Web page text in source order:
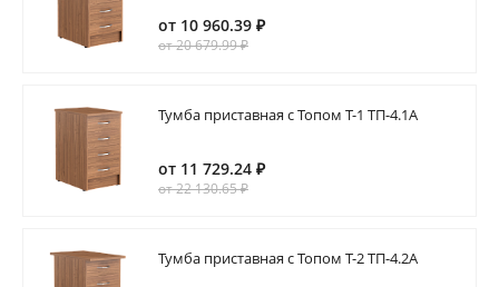
от 10 960.39 ₽
от 20 679.99 ₽
Тумба приставная с Топом Т-1 ТП-4.1А
от 11 729.24 ₽
от 22 130.65 ₽
Тумба приставная c Топом Т-2 ТП-4.2А